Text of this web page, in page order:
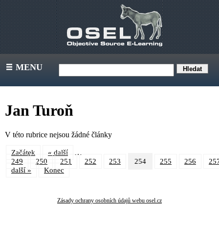
III MENU
Jan Turoň
V této rubrice nejsou žádné články
Začátek « další …
249 250 251 252 253 254 255 256
další »
Konec
Zásady ochrany osobních údajů webu osel.cz